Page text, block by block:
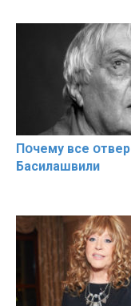
Пօчему всe
Басилaшвили